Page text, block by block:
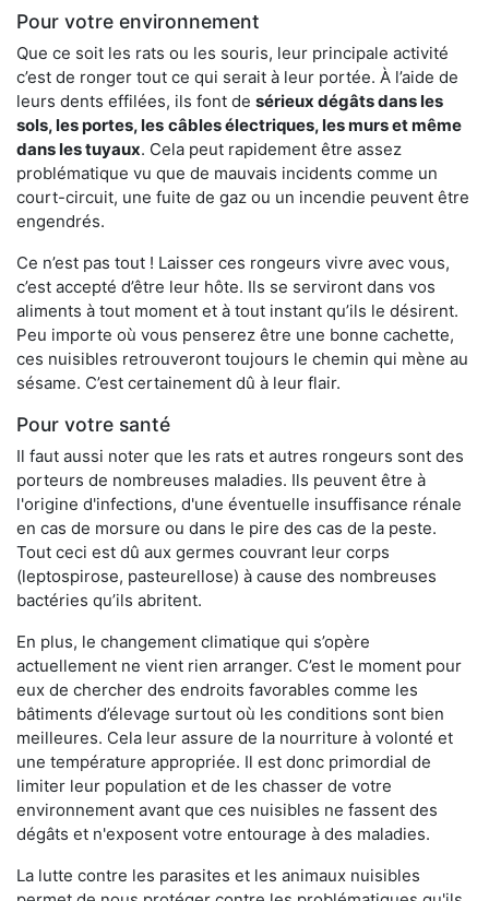
Pour votre environnement
Que ce soit les rats ou les souris, leur principale activité
c’est de ronger tout ce qui serait à leur portée. À l’aide de
leurs dents effilées, ils font de sérieux dégâts dans les
sols, les portes, les câbles électriques, les murs et même
dans les tuyaux. Cela peut rapidement être assez
problématique vu que de mauvais incidents comme un
court-circuit, une fuite de gaz ou un incendie peuvent être
engendrés.
Ce n’est pas tout ! Laisser ces rongeurs vivre avec vous,
c’est accepté d’être leur hôte. Ils se serviront dans vos
aliments à tout moment et à tout instant qu’ils le désirent.
Peu importe où vous penserez être une bonne cachette,
ces nuisibles retrouveront toujours le chemin qui mène au
sésame. C’est certainement dû à leur flair.
Pour votre santé
Il faut aussi noter que les rats et autres rongeurs sont des
porteurs de nombreuses maladies. Ils peuvent être à
l'origine d'infections, d'une éventuelle insuffisance rénale
en cas de morsure ou dans le pire des cas de la peste.
Tout ceci est dû aux germes couvrant leur corps
(leptospirose, pasteurellose) à cause des nombreuses
bactéries qu’ils abritent.
En plus, le changement climatique qui s’opère
actuellement ne vient rien arranger. C’est le moment pour
eux de chercher des endroits favorables comme les
bâtiments d’élevage surtout où les conditions sont bien
meilleures. Cela leur assure de la nourriture à volonté et
une température appropriée. Il est donc primordial de
limiter leur population et de les chasser de votre
environnement avant que ces nuisibles ne fassent des
dégâts et n'exposent votre entourage à des maladies.
La lutte contre les parasites et les animaux nuisibles